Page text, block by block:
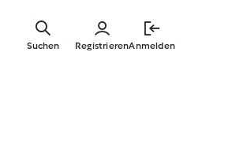
RegistrierenAnmelden
Suchen